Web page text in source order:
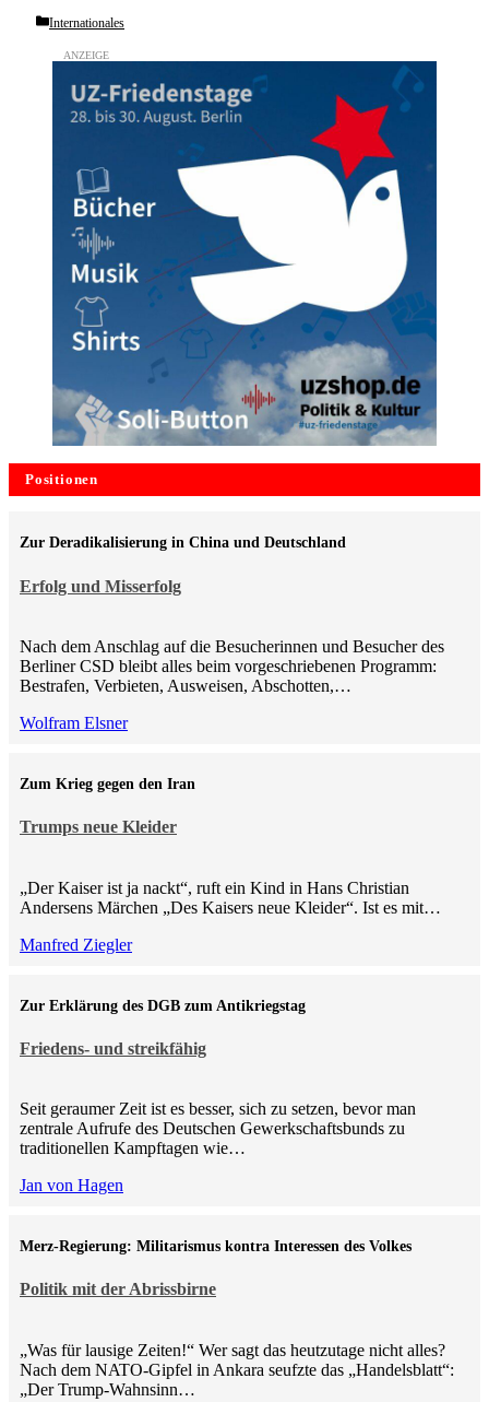
Categories
Internationales
Positionen
Erfolg und Misserfolg
Zur Deradikalisierung in China und Deutschland
Nach dem Anschlag auf die Besucherinnen und Besucher des
Berliner CSD bleibt alles beim vorgeschriebenen Programm:
Bestrafen, Verbieten, Ausweisen, Abschotten,…
Wolfram Elsner
Trumps neue Kleider
Zum Krieg gegen den Iran
„Der Kaiser ist ja nackt“, ruft ein Kind in Hans Christian
Andersens Märchen „Des Kaisers neue Kleider“. Ist es mit…
Manfred Ziegler
Friedens- und streikfähig
Zur Erklärung des DGB zum Antikriegstag
Seit geraumer Zeit ist es besser, sich zu setzen, bevor man
zentrale Aufrufe des Deutschen Gewerkschaftsbunds zu
traditionellen Kampftagen wie…
Jan von Hagen
Politik mit der Abrissbirne
Merz-Regierung: Militarismus kontra Inte­ressen des Volkes
„Was für lausige Zeiten!“ Wer sagt das heutzutage nicht alles?
Nach dem NATO-Gipfel in Ankara seufzte das „Handelsblatt“:
„Der Trump-Wahnsinn…